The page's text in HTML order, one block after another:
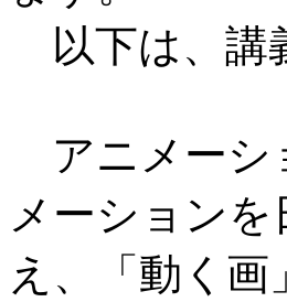
以下は、講
アニメーシ
メーション
え、「動く